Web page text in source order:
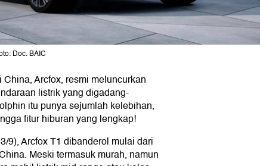
Doc. BAIC
Arcfox, resmi meluncurkan
listrik yang digadang-
itu punya sejumlah kelebihan,
fitur hiburan yang lengkap!
9), Arcfox T1 dibanderol mulai dari
Meski termasuk murah, namun